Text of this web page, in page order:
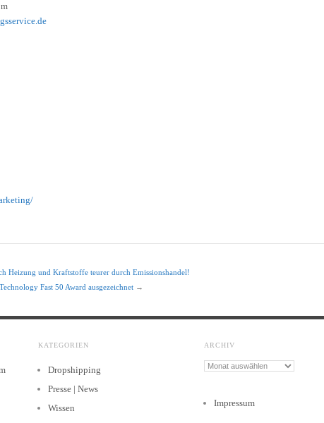
Heizung und Kraftstoffe teurer durch Emissionshandel!
Fast 50 Award ausgezeichnet →
KATEGORIEN
Dropshipping
Presse | News
Wissen
ARCHIV
Archiv
Impressum